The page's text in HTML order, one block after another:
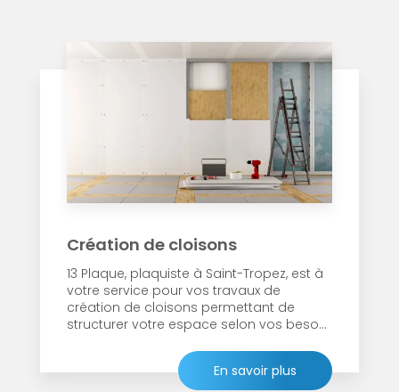
Création de cloisons
13 Plaque, plaquiste à Saint-Tropez, est à
votre service pour vos travaux de
création de cloisons permettant de
structurer votre espace selon vos beso...
En savoir plus